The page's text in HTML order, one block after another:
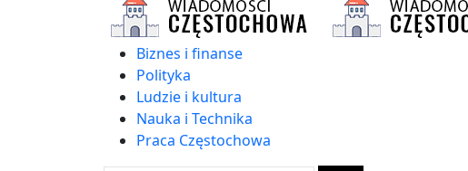
Biznes i finanse
Polityka
Ludzie i kultura
Nauka i Technika
Praca Częstochowa